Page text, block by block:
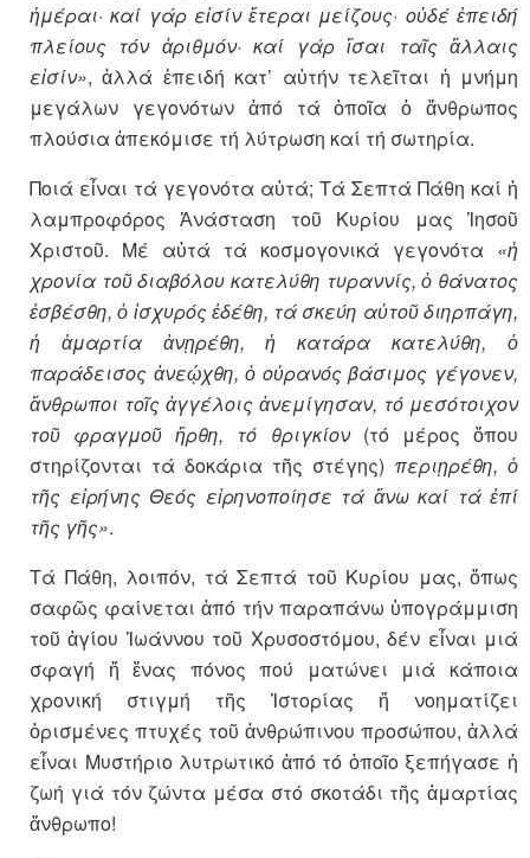
ἡμέραι· καί γάρ εἰσίν ἕτεραι μείζους· οὐδέ ἐπειδή
πλείους τόν ἀριθμόν· καί γάρ ἴσαι ταῖς ἄλλαις
εἰσίν», ἀλλά ἐπειδή κατ’ αὐτήν τελεῖται ἡ μνήμη
μεγάλων γεγονότων ἀπό τά ὁποῖα ὁ ἄνθρωπος
πλούσια ἀπεκόμισε τή λύτρωση καί τή σωτηρία.
Ποιά εἶναι τά γεγονότα αὐτά; Τά Σεπτά Πάθη καί ἡ
λαμπροφόρος Ἀνάσταση τοῦ Κυρίου μας Ἰησοῦ
Χριστοῦ. Μέ αὐτά τά κοσμογονικά γεγονότα «ἡ
χρονία τοῦ διαβόλου κατελύθη τυραννίς, ὁ θάνατος
ἐσβέσθη, ὁ ἰσχυρός ἐδέθη, τά σκεύη αὐτοῦ διηρπάγη,
ἡ ἁμαρτία ἀνῃρέθη, ἡ κατάρα κατελύθη, ὁ
παράδεισος ἀνεῴχθη, ὁ οὐρανός βάσιμος γέγονεν,
ἄνθρωποι τοῖς ἀγγέλοις ἀνεμίγησαν, τό μεσότοιχον
τοῦ φραγμοῦ ἤρθη, τό θριγκίον(τό μέρος ὅπου
στηρίζονται τά δοκάρια τῆς στέγης) περιῃρέθη, ὁ
τῆς εἰρήνης Θεός εἰρηνοποίησε τά ἄνω καί τά ἐπί
τῆς γῆς».
Τά Πάθη, λοιπόν, τά Σεπτά τοῦ Κυρίου μας, ὅπως
σαφῶς φαίνεται ἀπό τήν παραπάνω ὑπογράμμιση
τοῦ ἁγίου Ἰωάννου τοῦ Χρυσοστόμου, δέν εἶναι μιά
σφαγή ἤ ἕνας πόνος πού ματώνει μιά κάποια
χρονική στιγμή τῆς Ἱστορίας ἤ νοηματίζει
ὁρισμένες πτυχές τοῦ ἀνθρώπινου προσώπου, ἀλλά
εἶναι Μυστήριο λυτρωτικό ἀπό τό ὁποῖο ξεπήγασε ἡ
ζωή γιά τόν ζώντα μέσα στό σκοτάδι τῆς ἁμαρτίας
ἄνθρωπο!